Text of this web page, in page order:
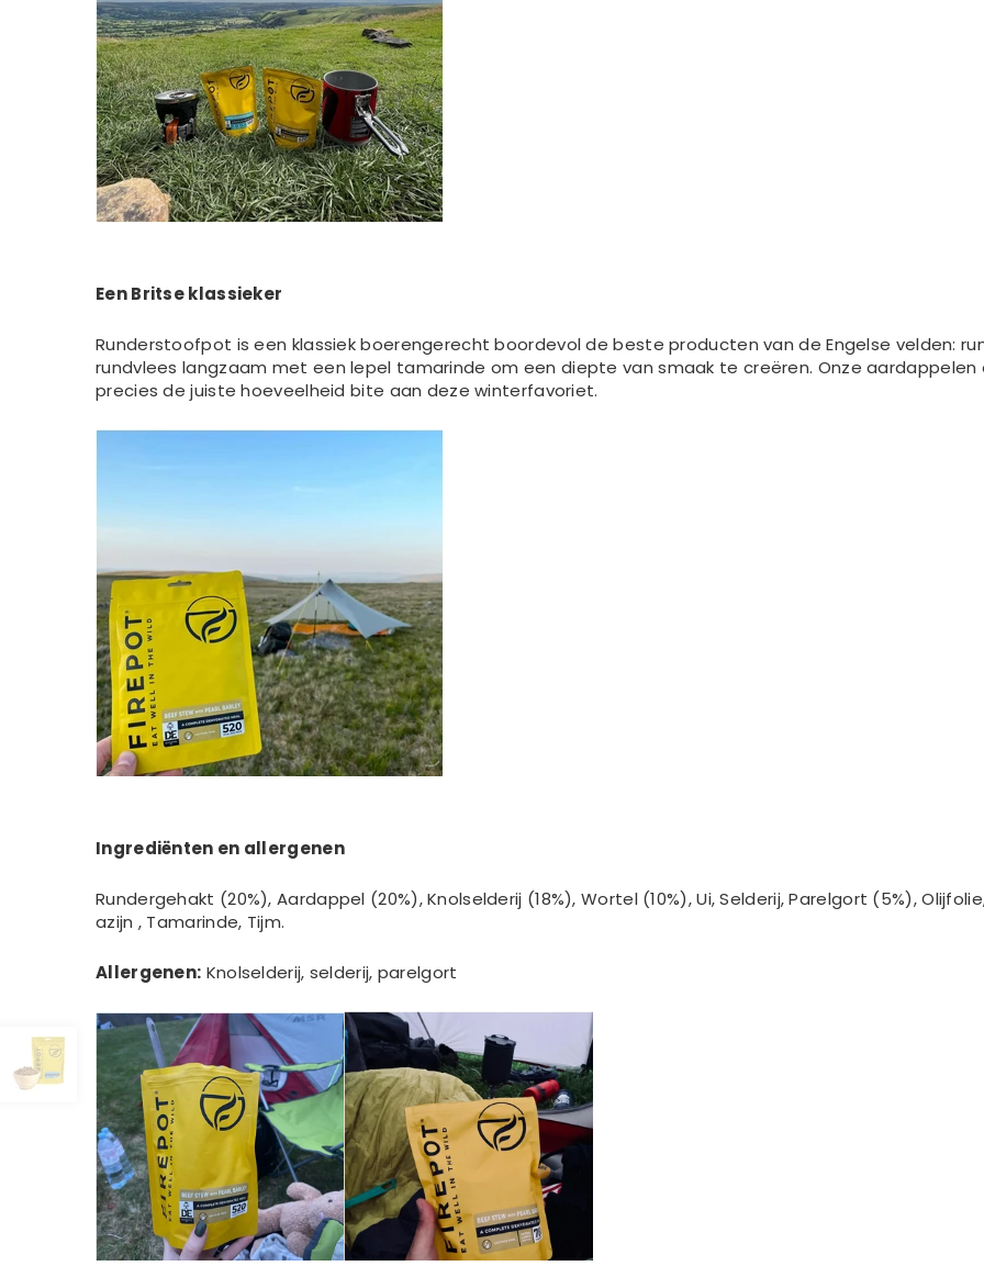
Een Britse klassieker
Runderstoofpot is een klassiek boerengerecht boordevol de beste producten van de Engelse velden:
rundvlees langzaam met een lepel tamarinde om een ​​diepte van smaak te creëren. Onze aardappelen
precies de juiste hoeveelheid bite aan deze winterfavoriet.
Ingrediënten en allergenen
Rundergehakt (20%), Aardappel (20%), Knolselderij (18%), Wortel (10%), Ui, Selderij, Parelgort (5%),
azijn , Tamarinde, Tijm.
Allergenen: Knolselderij, selderij, parelgort